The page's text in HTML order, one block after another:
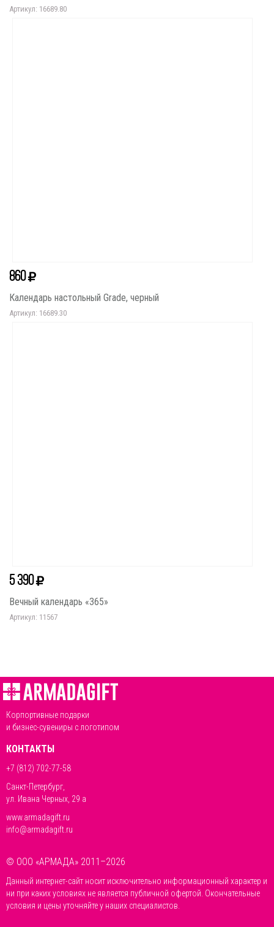
Артикул: 16689.80
860
Календарь настольный Grade, черный
Артикул: 16689.30
5 390
Вечный календарь «365»
Артикул: 11567
Корпортивные подарки
и бизнес-сувениры с логотипом
КОНТАКТЫ
+7 (812) 702-77-58
Санкт-Петербург,
ул. Ивана Черных, 29 а
www.armadagift.ru
info@armadagift.ru
© ООО «АРМАДА» 2011–2026
Данный интернет-сайт носит исключительно информационный характер и
ни при каких условиях не является публичной офертой. Окончательные
условия и цены уточняйте у наших специалистов.